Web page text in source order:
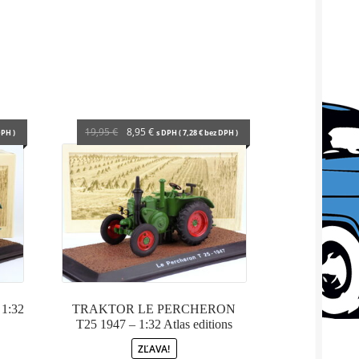
)
TRAKTOR LE PERCHERON
T25 1947 – 1:32 Atlas editions
ZĽAVA!
19,95€
Pôvodná
cena
bola:
19,95 €.
8,95 €Aktuálna
cena
je:
8,95 €.
s DPH (7,28€bez DPH )